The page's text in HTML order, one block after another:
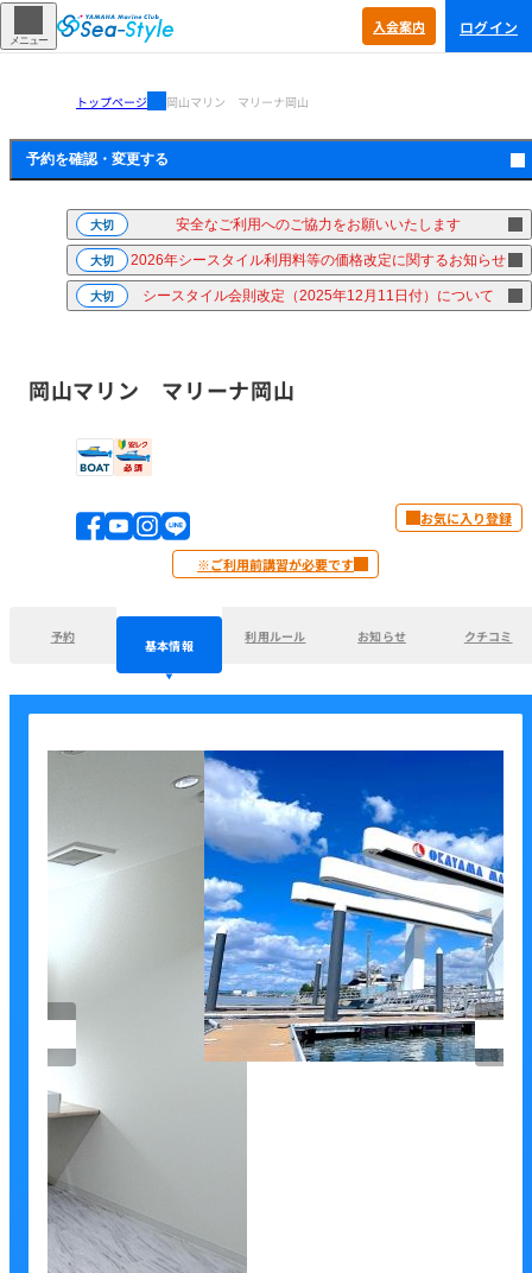
メニュー
入会案内 ログイン
トップページ 岡山マリン マリーナ岡山
予約を確認・ 変更する
大切 安全なご利用へのご協力をお願いいたします
大切 2026年シースタイル利用料等の価格改定に関するお知らせ
大切 シースタイル会則改定（2025年12月11日付）について
岡山マリン マリーナ岡山
お気に入り登録
※ご利用前講習が必要です
予約
基本情報
利用ルール お知らせ クチコミ